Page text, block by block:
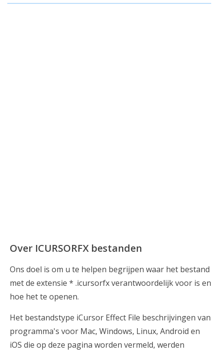
Over ICURSORFX bestanden
Ons doel is om u te helpen begrijpen waar het bestand
met de extensie * .icursorfx verantwoordelijk voor is en
hoe het te openen.
Het bestandstype iCursor Effect File beschrijvingen van
programma's voor Mac, Windows, Linux, Android en
iOS die op deze pagina worden vermeld, werden